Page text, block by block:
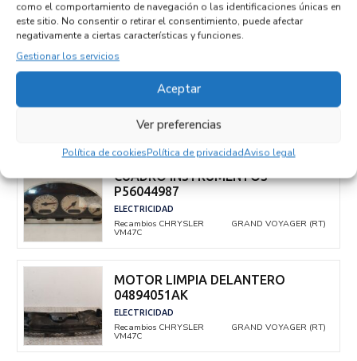
como el comportamiento de navegación o las identificaciones únicas en
este sitio. No consentir o retirar el consentimiento, puede afectar
negativamente a ciertas características y funciones.
Gestionar los servicios
Aceptar
Ver preferencias
Política de cookiesPolítica de privacidadAviso legal
Recambios CHRYSLER GRAND VOYAGER (RT)
VM47C
CENTRALITA MOTOR UCE
P05094800AD
ELECTRICIDAD
Recambios CHRYSLER
VM47C
CUADRO INSTRUMENTOS
P56044987
ELECTRICIDAD
Recambios CHRYSLER GRAND VOYAGER (RT)
VM47C
MOTOR LIMPIA DELANTERO
04894051AK
ELECTRICIDAD
Recambios CHRYSLER GRAND VOYAGER (RT)
VM47C